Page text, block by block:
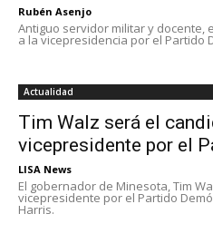
Rubén Asenjo
Antiguo servidor militar y docente,
a la vicepresidencia por el Partido
Actualidad
Tim Walz será el
vicepresidente por el
LISA News
El gobernador de Minesota, Tim
vicepresidente por el Partido
Harris.